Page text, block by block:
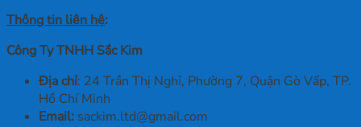
Thông tin liên hệ:
Công Ty TNHH Sắc Kim
Địa chỉ: 24 Trần Thị Nghỉ, Phường 7, Quận Gò Vấp, TP.
Hồ Chí Minh
Email: sackim.ltd@gmail.com